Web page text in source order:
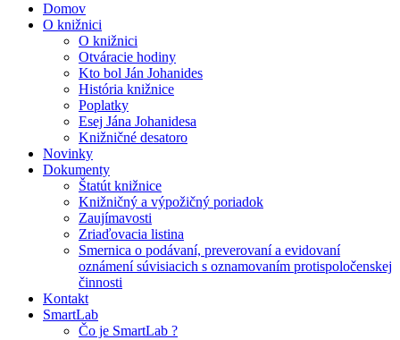
Domov
O knižnici
O knižnici
Otváracie hodiny
Kto bol Ján Johanides
História knižnice
Poplatky
Esej Jána Johanidesa
Knižničné desatoro
Novinky
Dokumenty
Štatút knižnice
Knižničný a výpožičný poriadok
Zaujímavosti
Zriaďovacia listina
Smernica o podávaní, preverovaní a evidovaní
oznámení súvisiacich s oznamovaním protispoločenskej
činnosti
Kontakt
SmartLab
Čo je SmartLab ?